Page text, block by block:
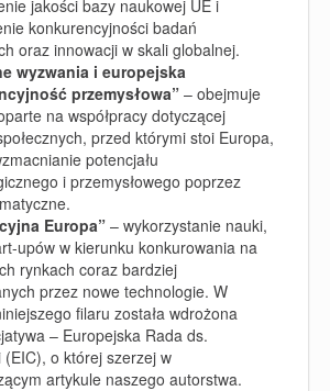
jakości bazy naukowej UE i
konkurencyjności badań
oraz innowacji w skali globalnej.
wyzwania i europejska
przemysłowa” – obejmuje
na współpracy dotyczącej
przed którymi stoi Europa,
potencjału
i przemysłowego poprzez
Europa” – wykorzystanie nauki,
upów w kierunku konkurowania na
rynkach coraz bardziej
przez nowe technologie. W
filaru została wdrożona
– Europejska Rada ds.
(EIC), o której szerzej w
artykule naszego autorstwa.